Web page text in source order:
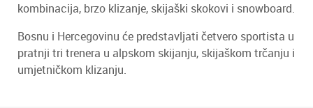
kombinacija, brzo klizanje, skijaški skokovi i snowboard.
Bosnu i Hercegovinu će predstavljati četvero sportista u
pratnji tri trenera u alpskom skijanju, skijaškom trčanju i
umjetničkom klizanju.